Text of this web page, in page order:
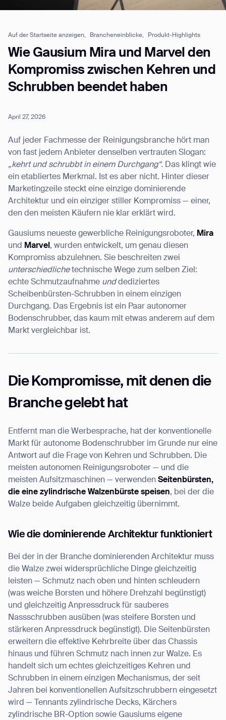
Auf der Startseite anzeigen, Brancheneinblicke, Produkt-Highlights
Wie Gausium Mira und Marvel den
Kompromiss zwischen Kehren und
Schrubben beendet haben
April 27, 2026
Auf jeder Fachmesse der Reinigungsbranche hört man
von fast jedem Anbieter denselben vertrauten Slogan:
„kehrt und schrubbt in einem Durchgang“. Das klingt wie
ein etabliertes Merkmal. Ist es aber nicht. Hinter dieser
Marketingzeile steckt eine einzige dominierende
Architektur und ein einziger stiller Kompromiss — einer,
den den meisten Käufern nie klar erklärt wird.
Gausiums neueste gewerbliche Reinigungsroboter, Mira
und Marvel, wurden entwickelt, um genau diesen
Kompromiss abzulehnen. Sie beschreiten zwei
unterschiedlichetechnische Wege zum selben Ziel:
echte Schmutzaufnahme unddediziertes
Scheibenbürsten-Schrubben in einem einzigen
Durchgang. Das Ergebnis ist ein Paar autonomer
Bodenschrubber, das kaum mit etwas anderem auf dem
Markt vergleichbar ist.
Die Kompromisse, mit denen die
Branche gelebt hat
Entfernt man die Werbesprache, hat der konventionelle
Markt für autonome Bodenschrubber im Grunde nur eine
Antwort auf die Frage von Kehren und Schrubben. Die
meisten autonomen Reinigungsroboter — und die
meisten Aufsitzmaschinen — verwenden Seitenbürsten,
die eine zylindrische Walzenbürste speisen, bei der die
Walze beide Aufgaben gleichzeitig übernimmt.
Wie die dominierende Architektur funktioniert
Bei der in der Branche dominierenden Architektur muss
die Walze zwei widersprüchliche Dinge gleichzeitig
leisten — Schmutz nach oben und hinten schleudern
(was weiche Borsten und höhere Drehzahl begünstigt)
und gleichzeitig Anpressdruck für sauberes
Nassschrubben ausüben (was steifere Borsten und
stärkeren Anpressdruck begünstigt). Die Seitenbürsten
erweitern die effektive Kehrbreite über das Chassis
hinaus und führen Schmutz nach innen zur Walze. Es
handelt sich um echtes gleichzeitiges Kehren und
Schrubben in einem einzigen Mechanismus, der seit
Jahren bei konventionellen Aufsitzschrubbern eingesetzt
wird — Tennants zylindrische Decks, Kärchers
zylindrische BR-Option sowie Gausiums eigene
Job title*
Phone Number*
How did you hear about us?*
Country/Region*
Province/State*
Inquiry Type*
Comments
I agree to receive the latest news from Gausium. I am aware that I
can unsubscribe at any time.
SUBMIT
SUBMIT
By clicking “Submit”, I authorize Gausium to contact me.